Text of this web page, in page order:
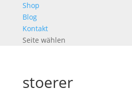
Shop
Blog
Kontakt
Seite wählen
stoerer